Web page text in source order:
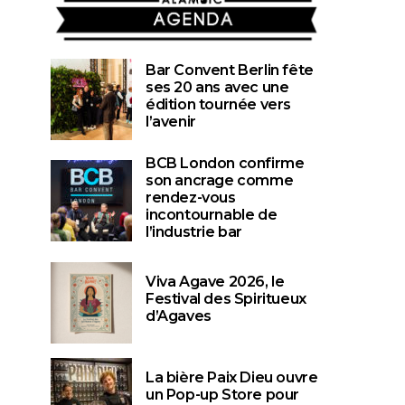
ABSINTHE & ANIS
Pastis Képi Blanc :
quand la tradition
légionnaire s’exprime
Rhum
Bar Convent Berlin fête
ses 20 ans avec une
édition tournée vers
l’avenir
BCB London confirme
son ancrage comme
rendez-vous
incontournable de
l’industrie bar
Viva Agave 2026, le
Festival des Spiritueux
d’Agaves
La bière Paix Dieu ouvre
un Pop-up Store pour